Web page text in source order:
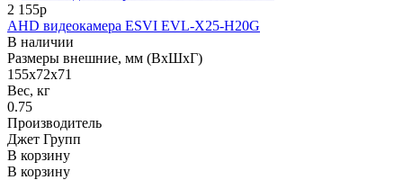
2 155р
AHD видеокамера ESVI EVL-X25-H20G
В наличии
Размеры внешние, мм (ВхШхГ)
155x72x71
Вес, кг
0.75
Производитель
Джет Групп
В корзину
В корзину